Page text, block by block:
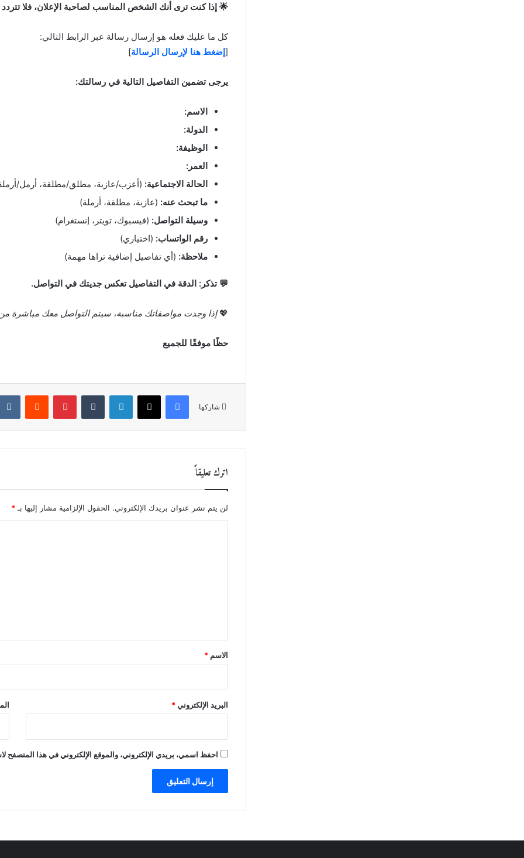
🌟 إذا كنت ترى أنك الشخص المناسب لصاحبة الإعلان، فلا
كل ما عليك فعله هو إرسال رسالة عبر الرابط التالي:
[إضغط هنا لإرسال الرسالة]
يرجى تضمين التفاصيل التالية في رسالتك:
الاسم:
الدولة:
الوظيفة:
العمر:
الحالة الاجتماعية: (أعزب/عازبة، مطلق/مطلقة، أرمل/
ما تبحث عنه: (عازبة، مطلقة، أرملة)
وسيلة التواصل: (فيسبوك، تويتر، إنستغرام)
رقم الواتساب: (اختياري)
ملاحظة: (أي تفاصيل إضافية تراها مهمة)
💬 تذكر: الدقة في التفاصيل تعكس جديتك في التواصل.
💖إذا وجدت مواصفاتك مناسبة، سيتم التواصل معك مباشرة من
حظًا موفقًا للجميع
شاركها
فيسبوك لينكدإن بينتيريست
اترك تعليقاً
لن يتم نشر عنوان بريدك الإلكتروني. الحقول الإلزامية مشار إليها بـ *
*
الاسم *
البريد الإلكتروني*
احفظ اسمي، بريدي الإلكتروني، والموقع الإلكتروني في هذا المتصفح